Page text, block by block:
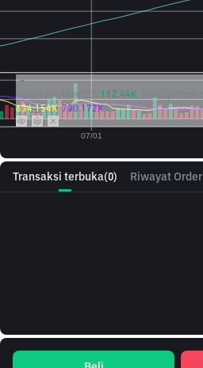
Transaksi terbuka(0) Riwayat Order
Vol({{baseAsset}}): 112.44K
634.154K 730.172K